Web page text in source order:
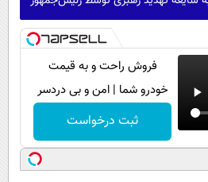
فروش راحت و به قیمت
خودرو شما | امن و بی دردسر
ثبت درخواست